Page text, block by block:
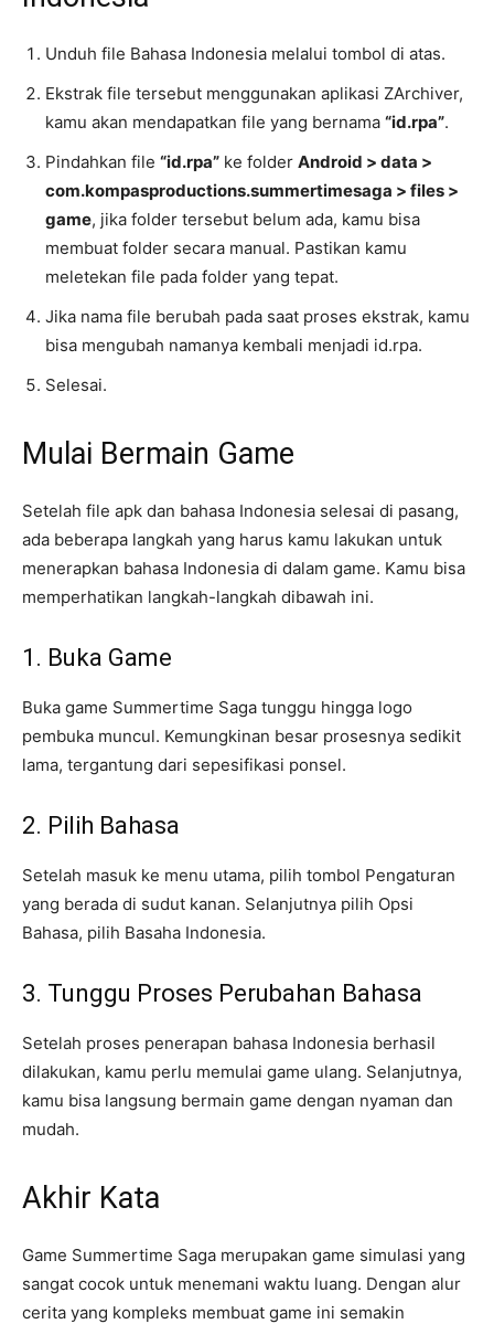
Unduh file Bahasa Indonesia melalui tombol di atas.
Ekstrak file tersebut menggunakan aplikasi ZArchiver,
kamu akan mendapatkan file yang bernama “id.rpa”.
Pindahkan file “id.rpa” ke folder Android > data >
com.kompasproductions.summertimesaga > files >
game, jika folder tersebut belum ada, kamu bisa
membuat folder secara manual. Pastikan kamu
meletekan file pada folder yang tepat.
Jika nama file berubah pada saat proses ekstrak, kamu
bisa mengubah namanya kembali menjadi id.rpa.
Selesai.
Mulai Bermain Game
Setelah file apk dan bahasa Indonesia selesai di pasang,
ada beberapa langkah yang harus kamu lakukan untuk
menerapkan bahasa Indonesia di dalam game. Kamu bisa
memperhatikan langkah-langkah dibawah ini.
1. Buka Game
Buka game Summertime Saga tunggu hingga logo
pembuka muncul. Kemungkinan besar prosesnya sedikit
lama, tergantung dari sepesifikasi ponsel.
2. Pilih Bahasa
Setelah masuk ke menu utama, pilih tombol Pengaturan
yang berada di sudut kanan. Selanjutnya pilih Opsi
Bahasa, pilih Basaha Indonesia.
3. Tunggu Proses Perubahan Bahasa
Setelah proses penerapan bahasa Indonesia berhasil
dilakukan, kamu perlu memulai game ulang. Selanjutnya,
kamu bisa langsung bermain game dengan nyaman dan
mudah.
Akhir Kata
Game Summertime Saga merupakan game simulasi yang
sangat cocok untuk menemani waktu luang. Dengan alur
cerita yang kompleks membuat game ini semakin